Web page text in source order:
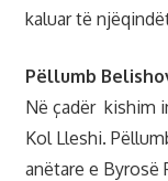
kaluar të
Pëllumb
Në çadër kishim
Kol Lleshi.
anëtare e Byrosë